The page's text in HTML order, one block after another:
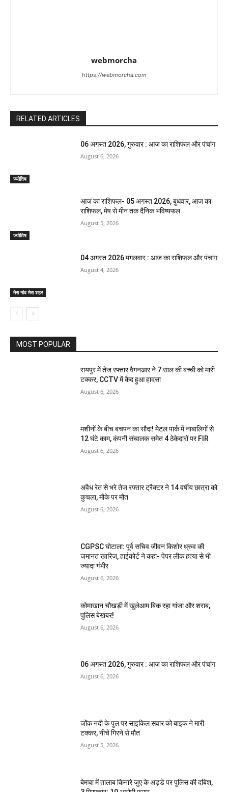
webmorcha
https://webmorcha.com
RELATED ARTICLES
ज्योतिष
06 अगस्त 2026, गुरुवार : आज का राशिफल और पंचांग
August 6, 2026
ज्योतिष
आज का राशिफल- 05 अगस्त 2026, बुधवार, आज का
राशिफल, मेष से मीन तक दैनिक भविष्यफल
August 5, 2026
मेरा गांव मेरा शहर
04 अगस्त 2026 मंगलवार : आज का राशिफल और पंचांग
August 4, 2026
MOST POPULAR
रायपुर में तेज रफ्तार वैगनआर ने 7 साल की बच्ची को मारी
टक्कर, CCTV में कैद हुआ हादसा
August 6, 2026
मशीनों के बीच बचपन का सौदा! मेटल पार्क में नाबालिगों से
12 घंटे काम, कंपनी संचालक समेत 4 ठेकेदारों पर FIR
August 6, 2026
अवैध रेत से भरे तेज रफ्तार ट्रैक्टर ने 14 वर्षीय छात्रा को
कुचला, मौके पर मौत
August 6, 2026
CGPSC घोटाला: पूर्व सचिव जीवन किशोर ध्रुव की
जमानत खारिज, हाईकोर्ट ने कहा- पेपर लीक हत्या से भी
ज्यादा गंभीर
August 6, 2026
कोमाखान चौखड़ी में खुलेआम बिक रहा गांजा और शराब,
पुलिस बेखबर!
August 6, 2026
06 अगस्त 2026, गुरुवार : आज का राशिफल और पंचांग
August 6, 2026
जोंक नदी के पुल पर साइकिल सवार को बाइक ने मारी
टक्कर, नीचे गिरने से मौत
August 5, 2026
बेमचा में तालाब किनारे जुए के अड्डे पर पुलिस की दबिश,